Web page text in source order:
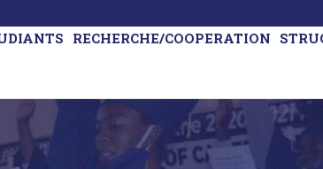
RECHERCHE/COOPERATION